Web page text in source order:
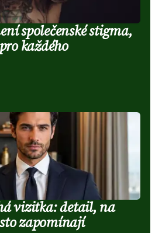
společenské stigma,
každého
vizitka: detail, na
zapomínají